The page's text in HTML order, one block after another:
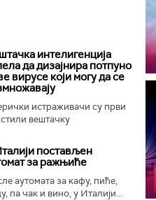
интелигенција
да дизајнира потпуно
вирусе који могу да се
истраживачи су први
вештачку
постављен
за ражњиће
аутомата за кафу, пиће,
па чак и вино, у Италији...